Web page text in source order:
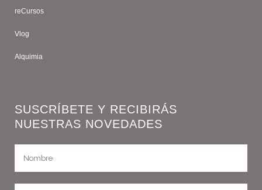
reCursos
Vlog
Alquimia
SUSCRÍBETE Y RECIBIRÁS
NUESTRAS NOVEDADES